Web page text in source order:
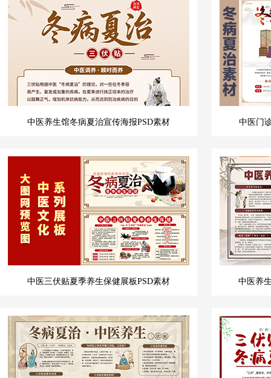
中医养生馆冬病夏治宣传海报PSD素材 中医门
中医三伏贴夏季养生保健展板PSD素材 中医养